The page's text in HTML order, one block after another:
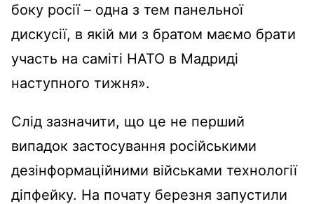
боку росії – одна з тем панельної
дискусії, в якій ми з братом маємо брати
участь на саміті НАТО в Мадриді
наступного тижня».
Слід зазначити, що це не перший
випадок застосування російськими
дезінформаційними військами технології
діпфейку. На почату березня запустили